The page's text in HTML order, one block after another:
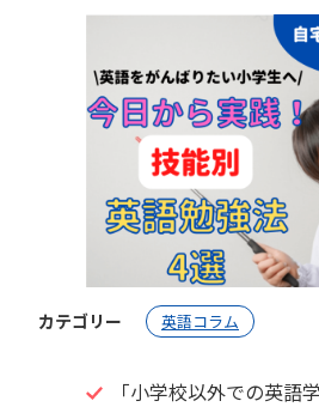
カテゴリー 英語コラム
「小学校以外での英語